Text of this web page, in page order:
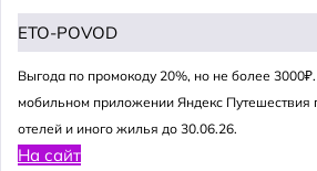
ETO-POVOD
Выгода по промокоду 20%, но не более 3000₽.
мобильном приложении Яндекс Путешествия
отелей и иного жилья до 30.06.26.
На сайт